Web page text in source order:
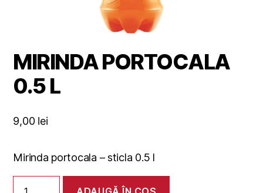
MIRINDA PORTOCALA
0.5 L
9,00 lei
Mirinda portocala – sticla 0.5 l